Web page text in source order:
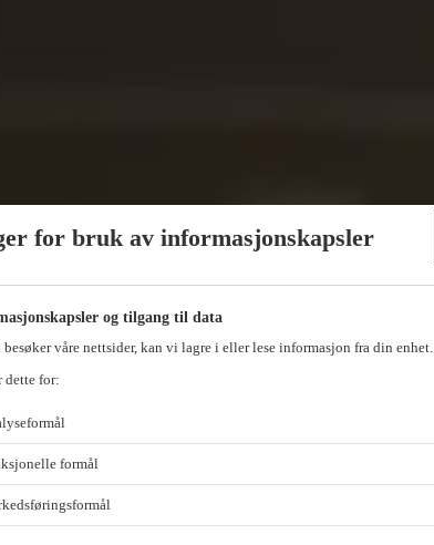
for bruk av informasjonskapsler
og tilgang til data
besøker våre nettsider, kan vi lagre i eller lese informasjon fra din enhet.
dette for:
formål